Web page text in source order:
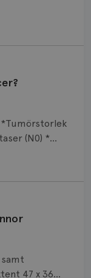
(N0) *
* HER2-
är
som kan
3 år.
tex
till
47 x 36